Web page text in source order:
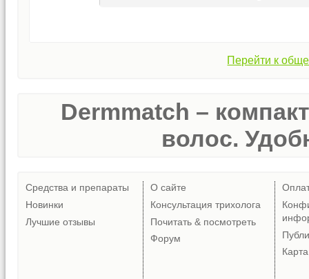
Перейти к
Dermmatch –
волос.
Средства и препараты
Новинки
Лучшие отзывы
О сайте
Консультация трихолога
Почитать & посмотреть
Форум